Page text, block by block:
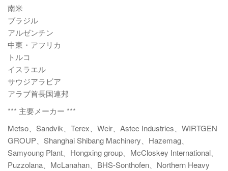
南米
ブラジル
アルゼンチン
中東・アフリカ
トルコ
イスラエル
サウジアラビア
アラブ首長国連邦
*** 主要メーカー ***
Metso、Sandvik、Terex、Weir、Astec Industries、WIRTGEN
GROUP、Shanghai Shibang Machinery、Hazemag、
Samyoung Plant、Hongxing group、McCloskey International、
Puzzolana、McLanahan、BHS-Sonthofen、Northern Heavy